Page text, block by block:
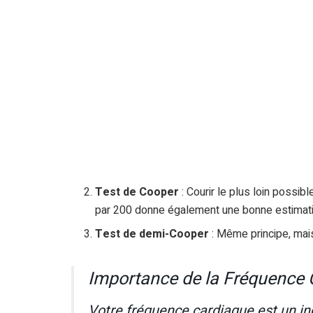
Test de Cooper : Courir le plus loin
par 200 donne également une bonne
Test de demi-Cooper : Même principe,
Importance de la Fréquence